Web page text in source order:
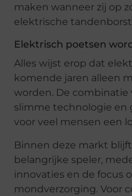
maken wanneer zij op
elektrische
Elektrisch poetsen
Alles wijst erop dat
komende jaren alleen
worden. De
slimme technologie en
voor veel mensen een
Binnen deze markt
belangrijke speler,
innovaties en de focus
mondverzorging. Voor